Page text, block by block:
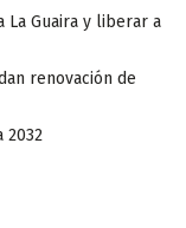
La Guaira y liberar a
renovación de
2032